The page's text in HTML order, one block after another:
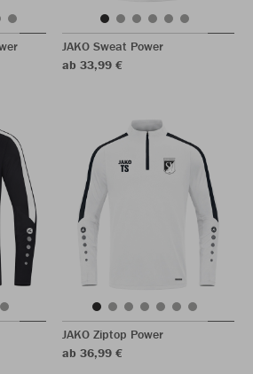
JAKO Sweat Power
ab 33,99 €
JAKO Ziptop Power
ab 36,99 €